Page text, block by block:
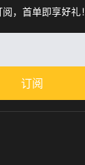
，首单即享好礼！
订阅